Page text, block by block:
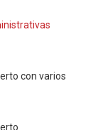
con varios